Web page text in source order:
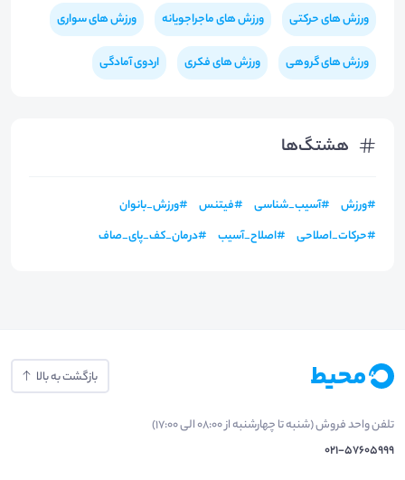
ورزش های حرکتی ورزش های ماجراجویانه ورزش های سواری
ورزش های گروهی ورزش های فکری اردوی آمادگی
هشتگ‌ها
#ورزش #آسیب_شناسی #فیتنس #ورزش_بانوان
#حرکات_اصلاحی #اصلاح_آسیب #درمان_کف_پای_صاف
بازگشت به بالا
تلفن واحد فروش (شنبه تا چهارشنبه از 08:00 الی 17:00)
021-57605999